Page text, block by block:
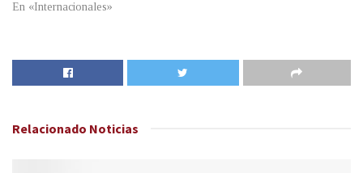
En «Internacionales»
Relacionado Noticias